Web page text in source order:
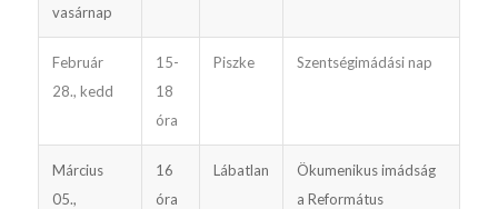
vasárnap
Február
28., kedd
15-
18
óra
Piszke Szentségimádási nap
Március
05.,
16
óra
Lábatlan
Ökumenikus imádság
a Református